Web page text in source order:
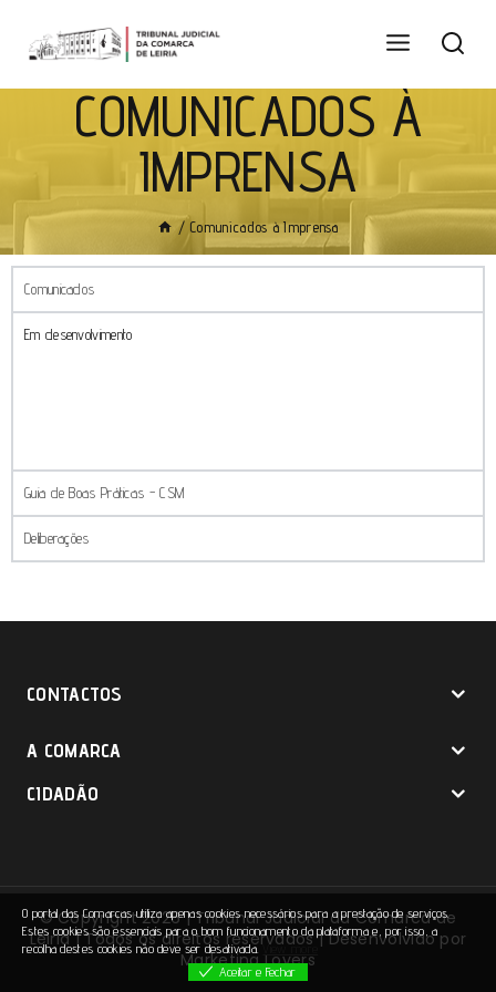
COMUNICADOS À
IMPRENSA
/ Comunicados à Imprensa
Comunicados
Em desenvolvimento
Guia de Boas Práticas - CSM
Deliberações
CONTACTOS
A COMARCA
CIDADÃO
© Copyright 2026 | Tribunal Judicial da Comarca de
Leiria | Todos os direitos reservados | Desenvolvido por
Marketing Lovers
O portal das Comarcas utiliza apenas cookies necessários para a prestação de serviços.
Estes cookies são essenciais para o bom funcionamento da plataforma e, por isso, a
recolha destes cookies não deve ser desativada. View more
Aceitar e Fechar